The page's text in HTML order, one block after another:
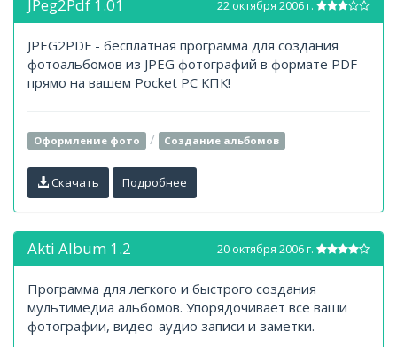
22 октября 2006 г.
JPeg2Pdf 1.01
JPEG2PDF - бесплатная программа для создания
фотоальбомов из JPEG фотографий в формате PDF
прямо на вашем Pocket PC КПК!
Оформление фото / Создание альбомов
Скачать Подробнее
20 октября 2006 г.
Akti Album 1.2
Программа для легкого и быстрого создания
мультимедиа альбомов. Упорядочивает все ваши
фотографии, видео-аудио записи и заметки.